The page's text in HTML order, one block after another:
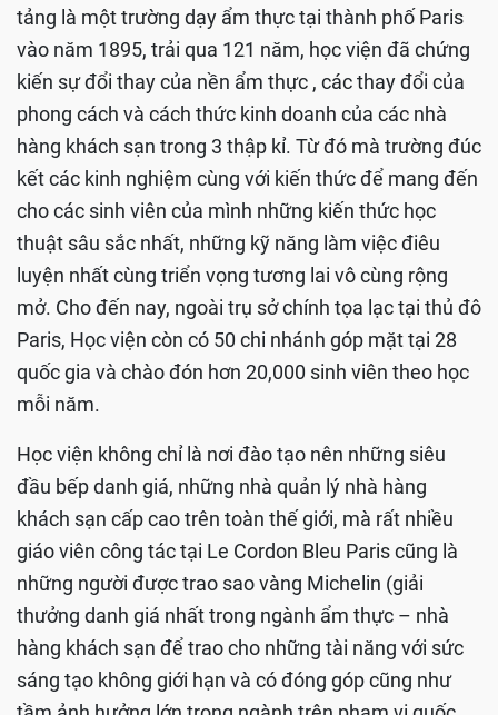
tảng là một trường dạy ẩm thực tại thành phố Paris
vào năm 1895, trải qua 121 năm, học viện đã chứng
kiến sự đổi thay của nền ẩm thực , các thay đổi của
phong cách và cách thức kinh doanh của các nhà
hàng khách sạn trong 3 thập kỉ. Từ đó mà trường đúc
kết các kinh nghiệm cùng với kiến thức để mang đến
cho các sinh viên của mình những kiến thức học
thuật sâu sắc nhất, những kỹ năng làm việc điêu
luyện nhất cùng triển vọng tương lai vô cùng rộng
mở. Cho đến nay, ngoài trụ sở chính tọa lạc tại thủ đô
Paris, Học viện còn có 50 chi nhánh góp mặt tại 28
quốc gia và chào đón hơn 20,000 sinh viên theo học
mỗi năm.
Học viện không chỉ là nơi đào tạo nên những siêu
đầu bếp danh giá, những nhà quản lý nhà hàng
khách sạn cấp cao trên toàn thế giới, mà rất nhiều
giáo viên công tác tại Le Cordon Bleu Paris cũng là
những người được trao sao vàng Michelin (giải
thưởng danh giá nhất trong ngành ẩm thực – nhà
hàng khách sạn để trao cho những tài năng với sức
sáng tạo không giới hạn và có đóng góp cũng như